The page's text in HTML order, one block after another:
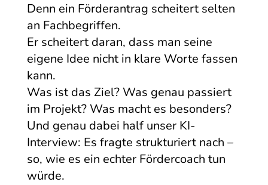
Denn ein Förderantrag scheitert selten
an Fachbegriffen.
Er scheitert daran, dass man seine
eigene Idee nicht in klare Worte fassen
kann.
Was ist das Ziel? Was genau passiert
im Projekt? Was macht es besonders?
Und genau dabei half unser KI-
Interview: Es fragte strukturiert nach –
so, wie es ein echter Fördercoach tun
würde.